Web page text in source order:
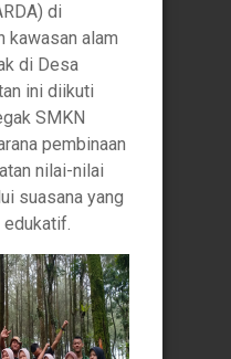
di
kawasan alam
di Desa
ini diikuti
SMKN
pembinaan
nilai-nilai
suasana yang
edukatif.